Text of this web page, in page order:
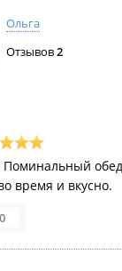
Ольга
Отзывов2
Поминальный
время и вкусно.
0